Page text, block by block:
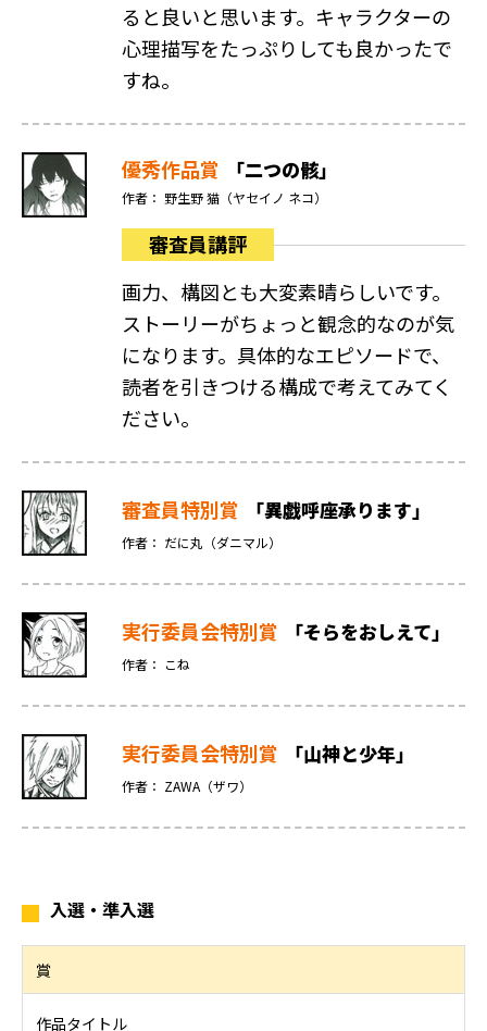
ると良いと思います。キャラクターの
心理描写をたっぷりしても良かったで
すね。
優秀作品賞 「二つの骸」
作者： 野生野 猫（ヤセイノ ネコ）
審査員講評
画力、構図とも大変素晴らしいです。
ストーリーがちょっと観念的なのが気
になります。具体的なエピソードで、
読者を引きつける構成で考えてみてく
ださい。
審査員特別賞 「異戯呼座承ります」
作者： だに丸（ダニマル）
実行委員会特別賞 「そらをおしえて」
作者： こね
実行委員会特別賞 「山神と少年」
作者： ZAWA（ザワ）
入選・準入選
賞
作品タイトル